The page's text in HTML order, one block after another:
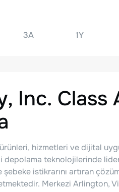
3A 1Y
Inc. Class
hizmetleri ve dijital
teknolojilerinde
istikrarını artıran
Merkezi Arlington,